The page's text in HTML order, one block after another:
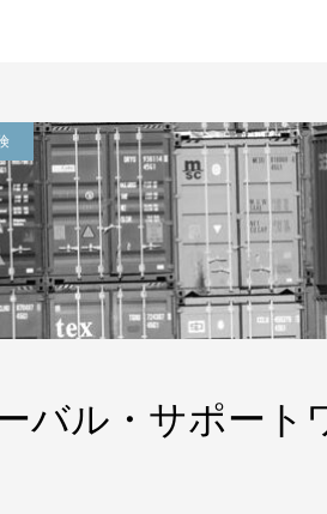
バル・サポート